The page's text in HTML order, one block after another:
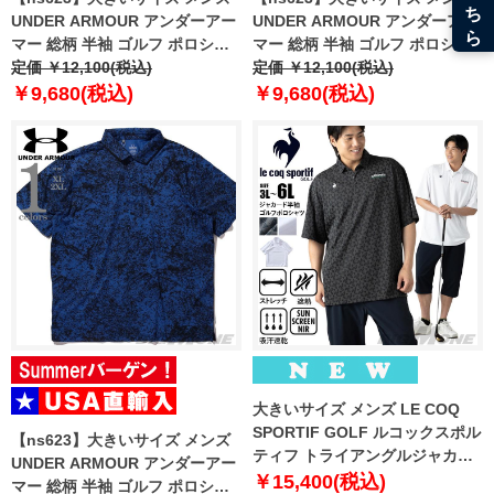
UNDER ARMOUR アンダーアー
マー 総柄 半袖 ゴルフ ポロシャ
ツ USA直輸入 um0993-1139
定価 ￥12,100(税込)
￥9,680(税込)
UNDER ARMOUR アンダーアー
マー 総柄 半袖 ゴルフ ポロシャ
ツ USA直輸入 um0994-190
定価 ￥12,100(税込)
￥9,680(税込)
【ns623】大きいサイズ メンズ
UNDER ARMOUR アンダーアー
マー 総柄 半袖 ゴルフ ポロシャ
大きいサイズ メンズ LE COQ
SPORTIF GOLF ルコックスポル
ティフ トライアングルジャカー
ド 半袖 ゴルフ ポロシャツ スト
￥15,400(税込)